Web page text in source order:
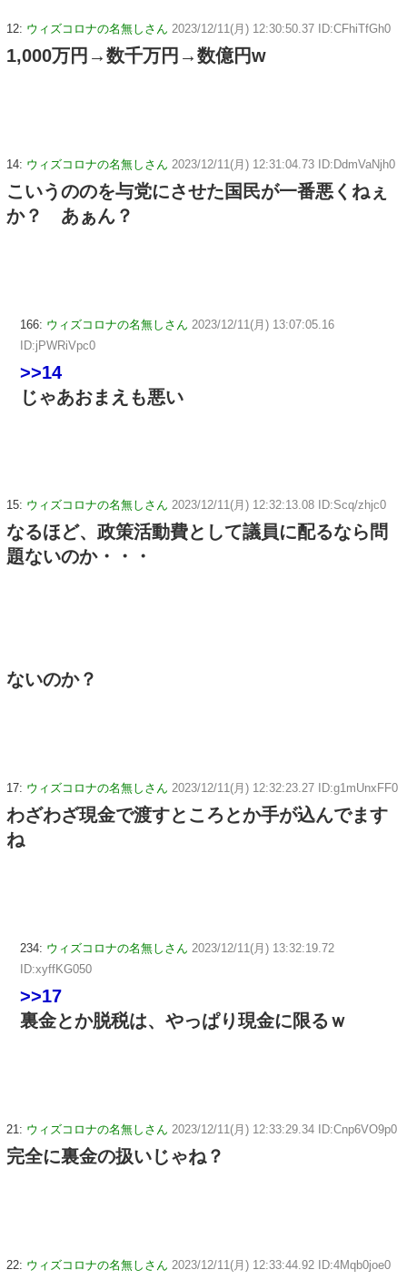
12: ウィズコロナの名無しさん 2023/12/11(月) 12:30:50.37 ID:CFhiTfGh0
1,000万円→数千万円→数億円w
14: ウィズコロナの名無しさん 2023/12/11(月) 12:31:04.73 ID:DdmVaNjh0
こいうののを与党にさせた国民が一番悪くねぇ
か？ あぁん？
166: ウィズコロナの名無しさん 2023/12/11(月) 13:07:05.16
ID:jPWRiVpc0
>>14
じゃあおまえも悪い
15: ウィズコロナの名無しさん 2023/12/11(月) 12:32:13.08 ID:Scq/zhjc0
なるほど、政策活動費として議員に配るなら問
題ないのか・・・
ないのか？
17: ウィズコロナの名無しさん 2023/12/11(月) 12:32:23.27 ID:g1mUnxFF0
わざわざ現金で渡すところとか手が込んでます
ね
234: ウィズコロナの名無しさん 2023/12/11(月) 13:32:19.72
ID:xyffKG050
>>17
裏金とか脱税は、やっぱり現金に限るｗ
21: ウィズコロナの名無しさん 2023/12/11(月) 12:33:29.34 ID:Cnp6VO9p0
完全に裏金の扱いじゃね？
22: ウィズコロナの名無しさん 2023/12/11(月) 12:33:44.92 ID:4Mqb0joe0